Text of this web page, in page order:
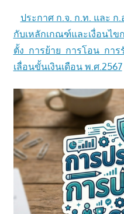
ประกาศ ก.จ. ก.ท. และ ก.
กับเหลักเกณฑ์และเงื่อนไข
ตั้ง การย้าย การโอน การ
เลื่อนขั้นเงินเดือน พ.ศ.2567